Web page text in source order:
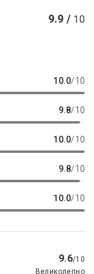
9.9 / 10
10.0/10
9.8/10
10.0/10
9.8/10
10.0/10
9.6/10
Великолепно